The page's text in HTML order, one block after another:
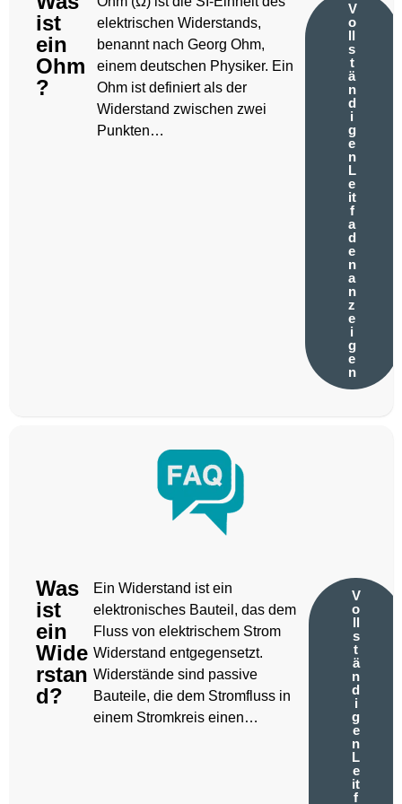
ist
ein
Ohm
?
elektrischen Widerstands,
benannt nach Georg Ohm,
einem deutschen Physiker. Ein
Ohm ist definiert als der
Widerstand zwischen zwei
Punkten…
V
o
ll
s
t
ä
n
d
i
g
e
n
L
e
it
f
a
d
e
n
a
n
z
e
i
g
e
n
Was
ist
ein
Wide
rstan
d?
Ein Widerstand ist ein
elektronisches Bauteil, das dem
Fluss von elektrischem Strom
Widerstand entgegensetzt.
Widerstände sind passive
Bauteile, die dem Stromfluss in
einem Stromkreis einen…
V
o
ll
s
t
ä
n
d
i
g
e
n
L
e
it
f